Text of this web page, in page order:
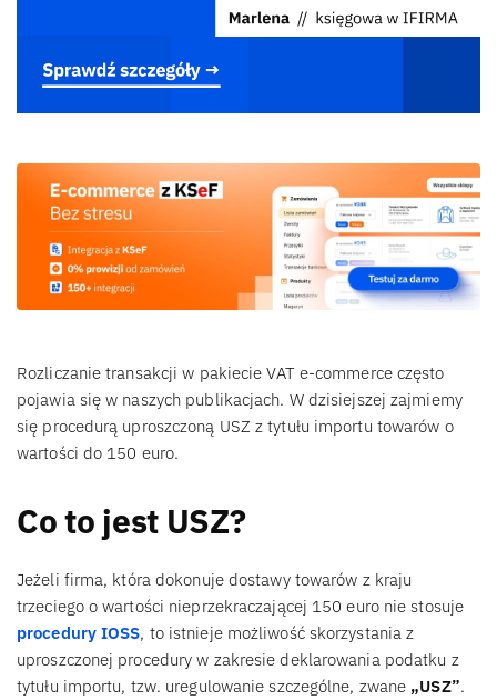
Rozliczanie transakcji w pakiecie VAT e-commerce często
pojawia się w naszych publikacjach. W dzisiejszej zajmiemy
się procedurą uproszczoną USZ z tytułu importu towarów o
wartości do 150 euro.
Co to jest USZ?
Jeżeli firma, która dokonuje dostawy towarów z kraju
trzeciego o wartości nieprzekraczającej 150 euro nie stosuje
procedury IOSS, to istnieje możliwość skorzystania z
uproszczonej procedury w zakresie deklarowania podatku z
tytułu importu, tzw. uregulowanie szczególne, zwane „USZ”.